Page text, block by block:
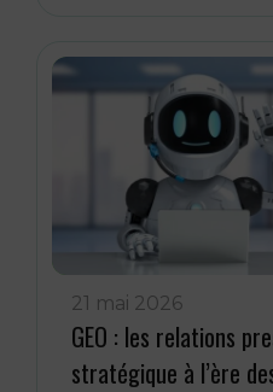
21 mai 2026
GEO : les relations
stratégique à l’ère